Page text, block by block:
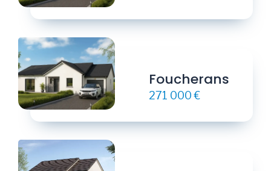
Foucherans
271 000 €